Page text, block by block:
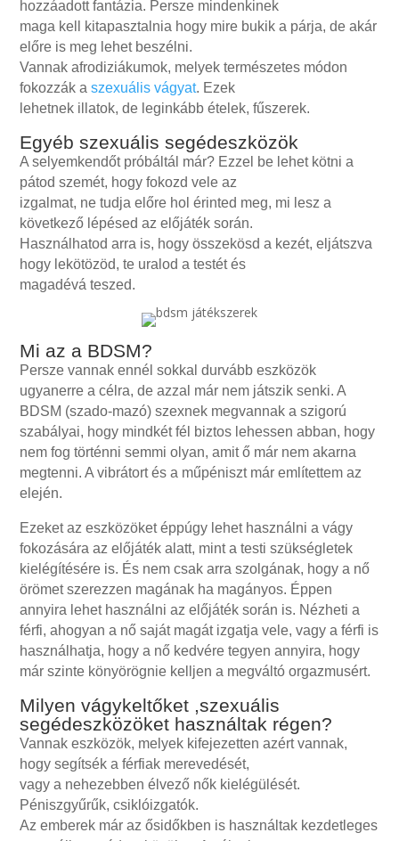
hozzáadott fantázia. Persze mindenkinek
maga kell kitapasztalnia hogy mire bukik a párja, de akár
előre is meg lehet beszélni.
Vannak afrodiziákumok, melyek természetes módon
fokozzák aszexuális vágyat. Ezek
lehetnek illatok, de leginkább ételek, fűszerek.
Egyéb szexuális segédeszközök
A selyemkendőt próbáltál már? Ezzel be lehet kötni a
pátod szemét, hogy fokozd vele az
izgalmat, ne tudja előre hol érinted meg, mi lesz a
következő lépésed az előjáték során.
Használhatod arra is, hogy összekösd a kezét, eljátszva
hogy lekötözöd, te uralod a testét és
magadévá teszed.
Mi az a BDSM?
Persze vannak ennél sokkal durvább eszközök
ugyanerre a célra, de azzal már nem játszik senki. A
BDSM (szado-mazó) szexnek megvannak a szigorú
szabályai, hogy mindkét fél biztos lehessen abban, hogy
nem fog történni semmi olyan, amit ő már nem akarna
megtenni. A vibrátort és a műpéniszt már említettem az
elején.
Ezeket az eszközöket éppúgy lehet használni a vágy
fokozására az előjáték alatt, mint a testi szükségletek
kielégítésére is. És nem csak arra szolgának, hogy a nő
örömet szerezzen magának ha magányos. Éppen
annyira lehet használni az előjáték során is. Nézheti a
férfi, ahogyan a nő saját magát izgatja vele, vagy a férfi is
használhatja, hogy a nő kedvére tegyen annyira, hogy
már szinte könyörögnie kelljen a megváltó orgazmusért.
Milyen vágykeltőket ,szexuális
segédeszközöket használtak régen?
Vannak eszközök, melyek kifejezetten azért vannak,
hogy segítsék a férfiak merevedését,
vagy a nehezebben élvező nők kielégülését.
Péniszgyűrűk, csiklóizgatók.
Az emberek már az ősidőkben is használtak kezdetleges